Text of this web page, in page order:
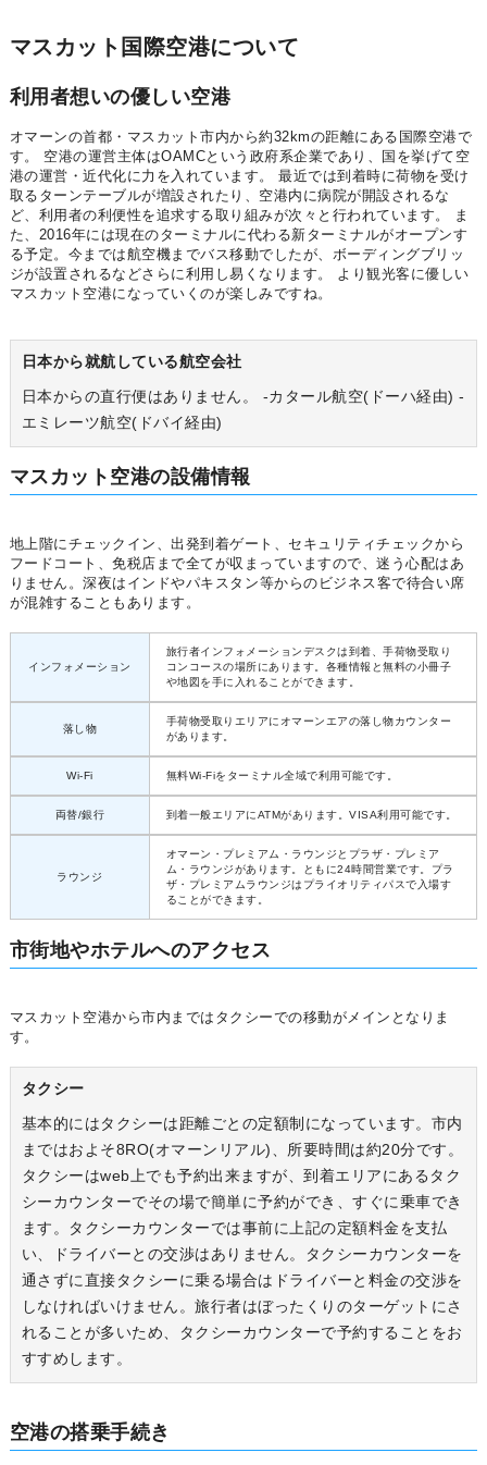
マスカット国際空港について
利用者想いの優しい空港
オマーンの首都・マスカット市内から約32kmの距離にある国際空港で
す。 空港の運営主体はOAMCという政府系企業であり、国を挙げて空
港の運営・近代化に力を入れています。 最近では到着時に荷物を受け
取るターンテーブルが増設されたり、空港内に病院が開設されるな
ど、利用者の利便性を追求する取り組みが次々と行われています。 ま
た、2016年には現在のターミナルに代わる新ターミナルがオープンす
る予定。今までは航空機までバス移動でしたが、ボーディングブリッ
ジが設置されるなどさらに利用し易くなります。 より観光客に優しい
マスカット空港になっていくのが楽しみですね。
日本から就航している航空会社
日本からの直行便はありません。 -カタール航空(ドーハ経由) -
エミレーツ航空(ドバイ経由)
マスカット空港の設備情報
地上階にチェックイン、出発到着ゲート、セキュリティチェックから
フードコート、免税店まで全てが収まっていますので、迷う心配はあ
りません。深夜はインドやパキスタン等からのビジネス客で待合い席
が混雑することもあります。
インフォメーション
旅行者インフォメーションデスクは到着、手荷物受取り
コンコースの場所にあります。各種情報と無料の小冊子
や地図を手に入れることができます。
落し物
手荷物受取りエリアにオマーンエアの落し物カウンター
があります。
Wi-Fi 無料Wi-Fiをターミナル全域で利用可能です。
両替/銀行 到着一般エリアにATMがあります。VISA利用可能です。
ラウンジ
オマーン・プレミアム・ラウンジとプラザ・プレミア
ム・ラウンジがあります。ともに24時間営業です。プラ
ザ・プレミアムラウンジはプライオリティパスで入場す
ることができます。
市街地やホテルへのアクセス
マスカット空港から市内まではタクシーでの移動がメインとなりま
す。
タクシー
基本的にはタクシーは距離ごとの定額制になっています。市内
まではおよそ8RO(オマーンリアル)、所要時間は約20分です。
タクシーはweb上でも予約出来ますが、到着エリアにあるタク
シーカウンターでその場で簡単に予約ができ、すぐに乗車でき
ます。タクシーカウンターでは事前に上記の定額料金を支払
い、ドライバーとの交渉はありません。タクシーカウンターを
通さずに直接タクシーに乗る場合はドライバーと料金の交渉を
しなければいけません。旅行者はぼったくりのターゲットにさ
れることが多いため、タクシーカウンターで予約することをお
すすめします。
空港の搭乗手続き